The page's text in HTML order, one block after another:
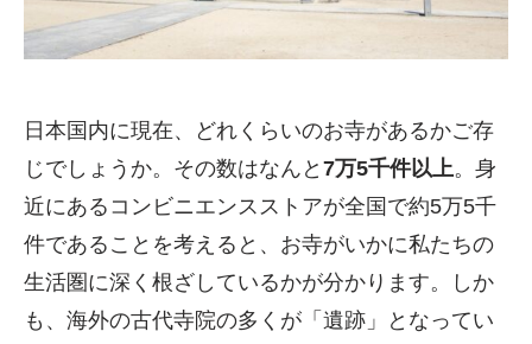
日本国内に現在、どれくらいのお寺があるかご存
じでしょうか。その数はなんと 7万5千件以上。身
近にあるコンビニエンスストアが全国で約5万5千
件であることを考えると、お寺がいかに私たちの
生活圏に深く根ざしているかが分かります。しか
も、海外の古代寺院の多くが「遺跡」となってい